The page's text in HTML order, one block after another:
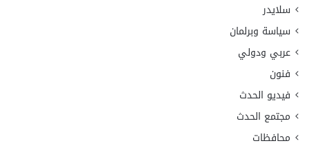
سلايدر
سياسة وبرلمان
عربي ودولي
فنون
فيديو الحدث
مجتمع الحدث
محافظات